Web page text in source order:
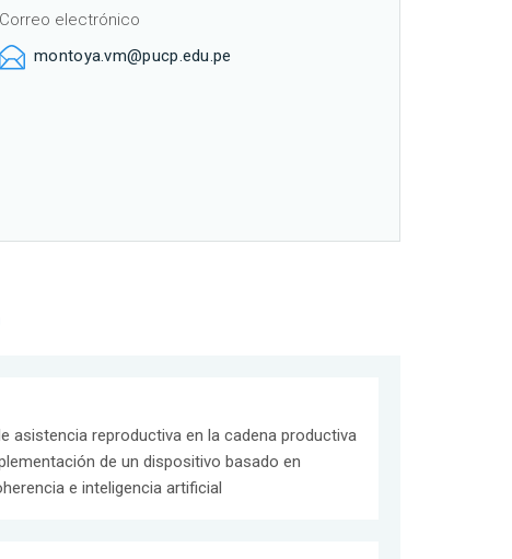
Correo electrónico
montoya.vm@pucp.edu.pe
asistencia reproductiva en la cadena productiva
de un dispositivo basado en
e inteligencia artificial